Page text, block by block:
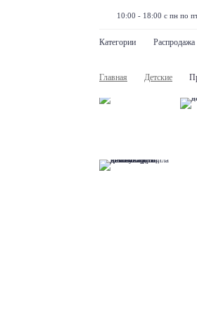
10:00 - 18:00 с пн по
Категории Распродажа
Главная Детские